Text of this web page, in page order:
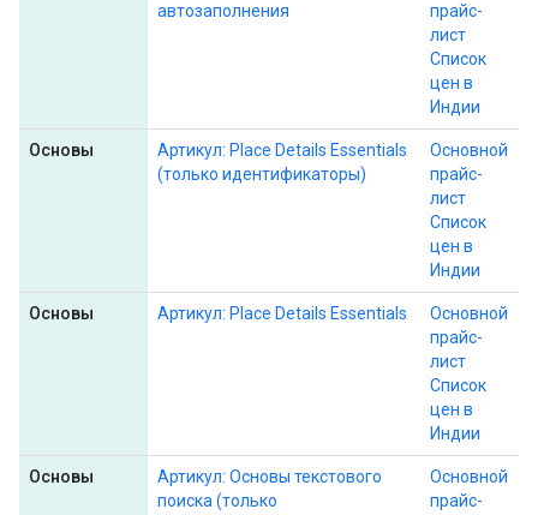
автозаполнения
прайс-
лист
Список
цен в
Индии
Основы
Артикул: Place Details Essentials
(только идентификаторы)
Основной
прайс-
лист
Список
цен в
Индии
Основы Артикул: Place Details Essentials
Основной
прайс-
лист
Список
цен в
Индии
Основы
Артикул: Основы текстового
поиска (только
Основной
прайс-